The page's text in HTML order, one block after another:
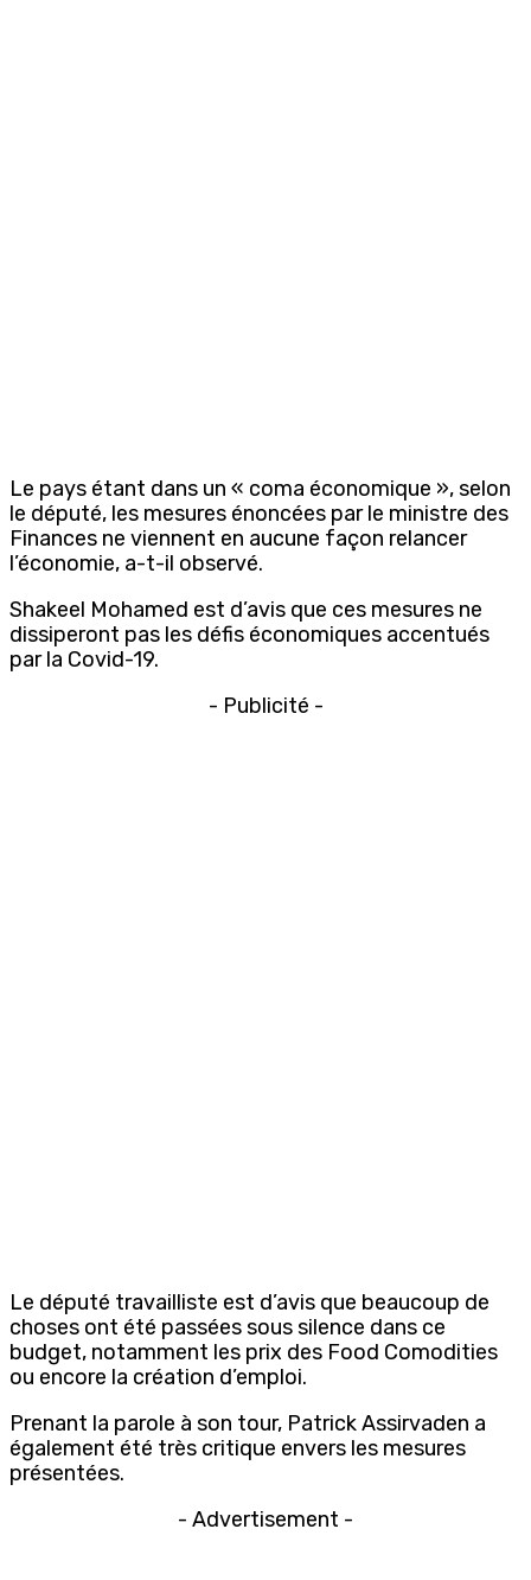
Le pays étant dans un « coma économique », selon
le député, les mesures énoncées par le ministre des
Finances ne viennent en aucune façon relancer
l’économie, a-t-il observé.
Shakeel Mohamed est d’avis que ces mesures ne
dissiperont pas les défis économiques accentués
par la Covid-19.
- Publicité -
Le député travailliste est d’avis que beaucoup de
choses ont été passées sous silence dans ce
budget, notamment les prix des Food Comodities
ou encore la création d’emploi.
Prenant la parole à son tour, Patrick Assirvaden a
également été très critique envers les mesures
présentées.
- Advertisement -